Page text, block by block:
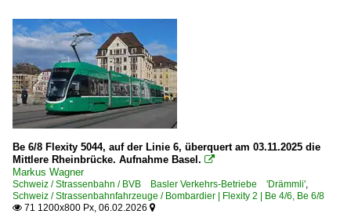
Be 6/8 Flexity 5044, auf der Linie 6, überquert am 03.11.2025 die
Mittlere Rheinbrücke. Aufnahme Basel. 
Markus Wagner
Schweiz / Strassenbahn / BVB Basler Verkehrs-Betriebe 'Drämmli',
Schweiz / Strassenbahnfahrzeuge / Bombardier | Flexity 2 | Be 4/6, Be 6/8
 71 1200x800 Px, 06.02.2026 